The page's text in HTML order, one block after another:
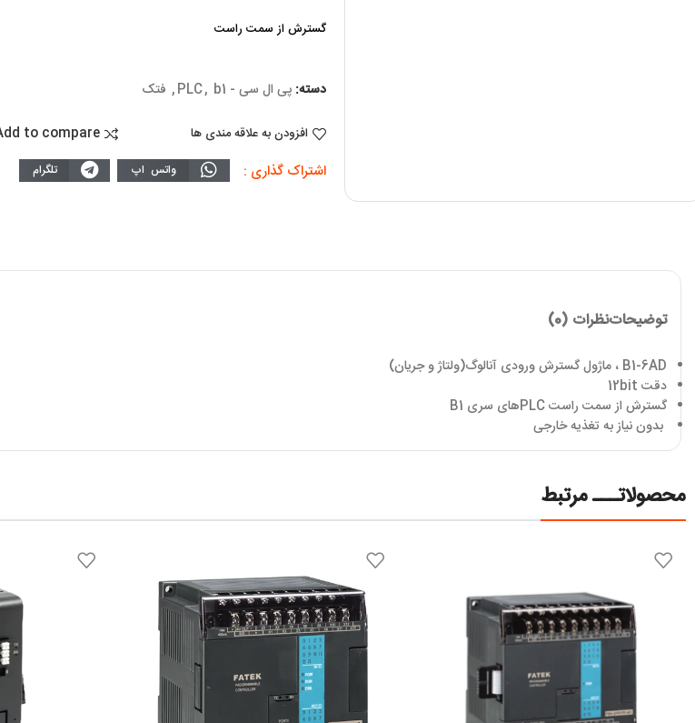
گسترش از سمت راست
دسته: پی ال سی - PLC , b1
, فتک
افزودن به علاقه مندی ها to compare
اشتراک گذاری : واتس اپ تلگرام
توضیحاتنظرات (0)
B1-6AD ، ماژول گسترش ورودی آنالوگ(ولتاژ و جریان)
دقت 12bit
گسترش از سمت راستPLCهای سری B1
بدون نیاز به تغذیه خارجی
محصولاتـــ مرتبط